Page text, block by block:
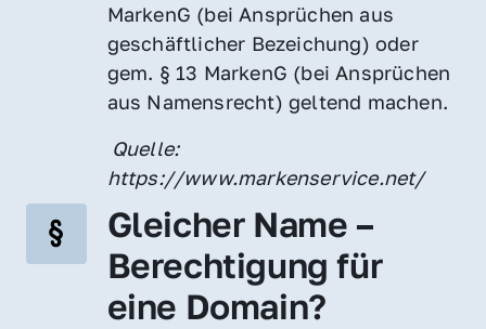
MarkenG (bei Ansprüchen aus
geschäftlicher Bezeichung) oder
gem. § 13 MarkenG (bei Ansprüchen
aus Namensrecht) geltend machen.
https://www.markenservice.net/
Gleicher Name –
Berechtigung für
eine Domain?